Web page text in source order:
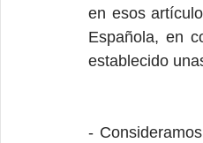
en esos
Española, en
establecido
-